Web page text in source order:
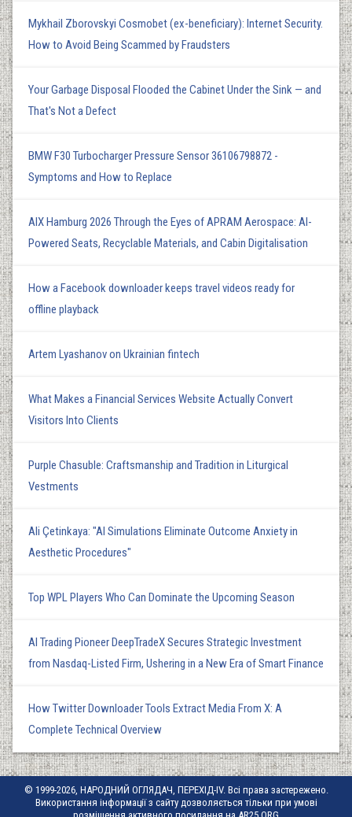
Mykhail Zborovskyi Cosmobet (ex-beneficiary): Internet Security.
How to Avoid Being Scammed by Fraudsters
Your Garbage Disposal Flooded the Cabinet Under the Sink — and
That's Not a Defect
BMW F30 Turbocharger Pressure Sensor 36106798872 -
Symptoms and How to Replace
AIX Hamburg 2026 Through the Eyes of APRAM Aerospace: AI-
Powered Seats, Recyclable Materials, and Cabin Digitalisation
How a Facebook downloader keeps travel videos ready for
offline playback
Artem Lyashanov on Ukrainian fintech
What Makes a Financial Services Website Actually Convert
Visitors Into Clients
Purple Chasuble: Craftsmanship and Tradition in Liturgical
Vestments
Ali Çetinkaya: "AI Simulations Eliminate Outcome Anxiety in
Aesthetic Procedures"
Top WPL Players Who Can Dominate the Upcoming Season
AI Trading Pioneer DeepTradeX Secures Strategic Investment
from Nasdaq-Listed Firm, Ushering in a New Era of Smart Finance
How Twitter Downloader Tools Extract Media From X: A
Complete Technical Overview
© 1999-2026, НАРОДНИЙ ОГЛЯДАЧ, ПЕРЕХІД-IV. Всі права застережено.
Використання інформації з сайту дозволяється тільки при умові